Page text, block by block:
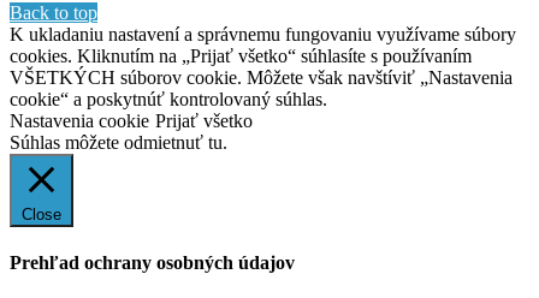
Back to top
K ukladaniu nastavení a správnemu fungovaniu využívame súbory
cookies. Kliknutím na „Prijať všetko“ súhlasíte s používaním
VŠETKÝCH súborov cookie. Môžete však navštíviť „Nastavenia
cookie“ a poskytnúť kontrolovaný súhlas.
Nastavenia cookie Prijať všetko
Súhlas môžete odmietnuť tu.
Close
Prehľad ochrany osobných údajov